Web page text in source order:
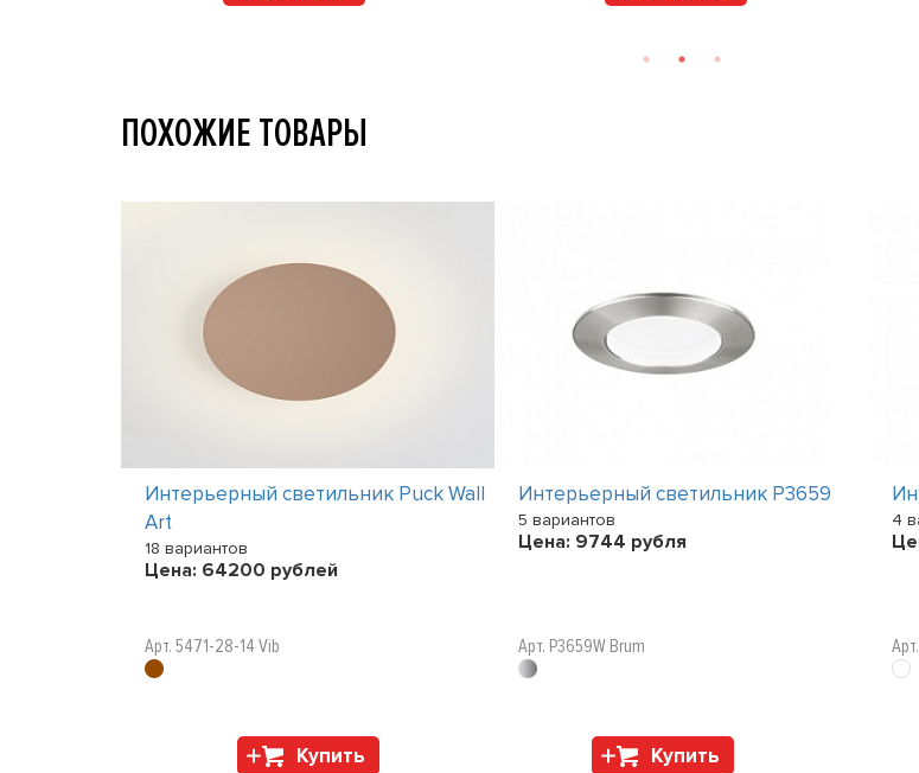
ПОХОЖИЕ ТОВАРЫ
Интерьерный светильник Puck Wall
Art
18 вариантов
Цена: 64200 рублей
Арт. 5471-28-14 Vib
Купить
Интерьерный светильник P3659
5 вариантов
Цена: 9744 рубля
Арт. P3659W Brum
Купить
4